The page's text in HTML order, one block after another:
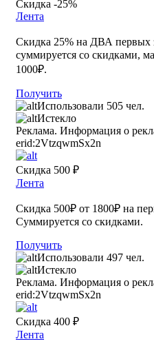
Скидка -25%
Лента
Скидка 25% на ДВА первых
суммируется со скидками,
1000₽.
Получить
Использовали 505 чел.
Истекло
Реклама. Информация о
erid:2VtzqwmSx2n
Скидка 500 ₽
Лента
Скидка 500₽ от 1800₽ на
Суммируется со скидками.
Получить
Использовали 497 чел.
Истекло
Реклама. Информация о
erid:2VtzqwmSx2n
Скидка 400 ₽
Лента